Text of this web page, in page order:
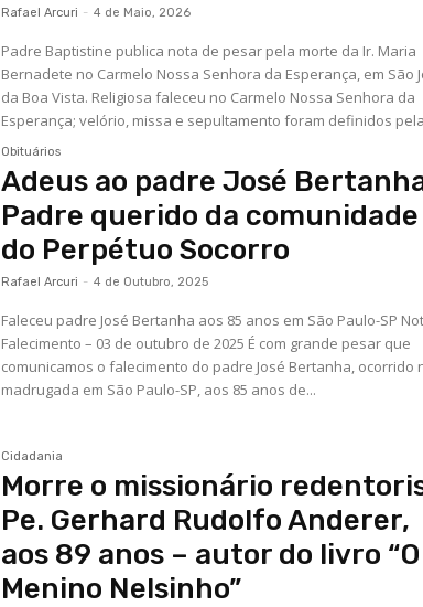
Rafael Arcuri - 4 de Maio, 2026
Padre Baptistine publica nota de pesar pela morte da Ir. Maria
Bernadete no Carmelo Nossa Senhora da Esperança, em São
da Boa Vista. Religiosa faleceu no Carmelo Nossa Senhora da
Esperança; velório, missa e sepultamento foram definidos
Obituários
Adeus ao padre José
Padre querido da comunidade
do Perpétuo Socorro
Rafael Arcuri - 4 de Outubro, 2025
Faleceu padre José Bertanha aos 85 anos em São Paulo-SP Nota de
Falecimento – 03 de outubro de 2025 É com grande pesar que
comunicamos o falecimento do padre José Bertanha, ocorrido
madrugada em São Paulo-SP, aos 85 anos de...
Cidadania
Morre o missionário
Pe. Gerhard Rudolfo Anderer,
aos 89 anos – autor do livro “O
Menino Nelsinho”